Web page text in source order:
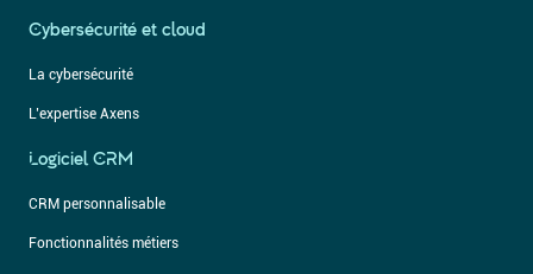
Cybersécurité et cloud
La cybersécurité
L’expertise Axens
Logiciel CRM
CRM personnalisable
Fonctionnalités métiers